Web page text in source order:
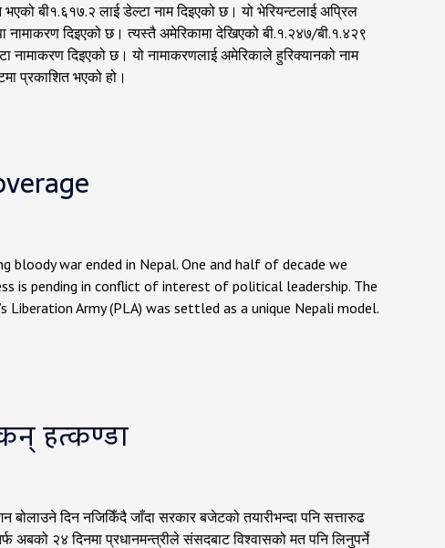
बी१.६१७.२ लाई डेल्टा नाम दिइएको छ। यो भेरियन्टलाई अप्रिल
दिइएको छ। त्यस्तै अमेरिकामा देखिएको बी.१.२४७/बी.१.४२९
नामाकरण दिइएको छ। यो नामाकरणलाई अमेरिकाले हुरिक्यानको नाम
प्रकाशित भएको हो।
bloody war ended in Nepal. One and half of decade we
is pending in conflict of interest of political leadership. The
Army (PLA) was settled as a unique Nepali model.
हत्कण्डा
दिन नजिकिँदै जाँदा सरकार बजेटको तयारीभन्दा पनि सत्तारुढ
२४ दिनमा प्रधानमन्त्रीले संसदबाट विश्वासको मत पनि लिनुपर्ने